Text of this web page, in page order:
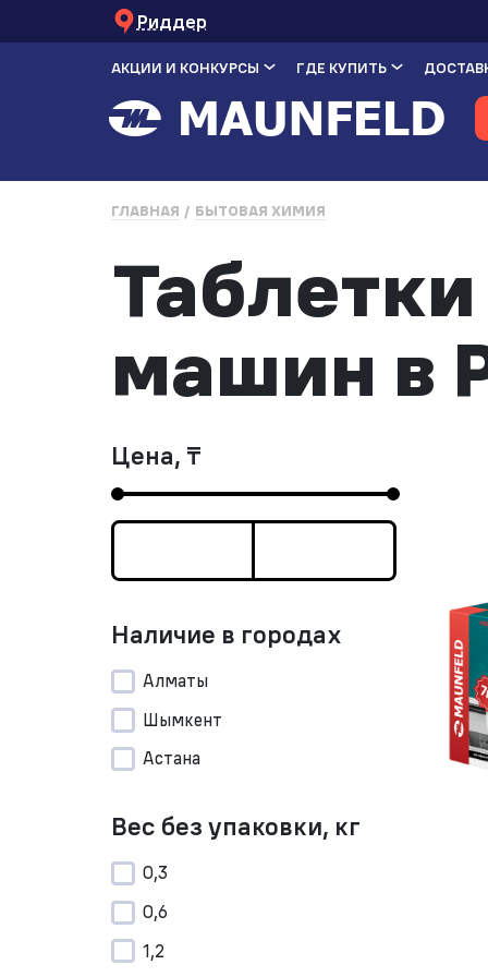
Риддер
АКЦИИ И КОНКУРСЫ ГДЕ КУПИТЬ
ГЛАВНАЯ БЫТОВАЯ ХИМИЯ
машин в
Цена, ₸
Наличие в городах
Алматы
Шымкент
Астана
Вес без упаковки, кг
0,3
0,6
1,2